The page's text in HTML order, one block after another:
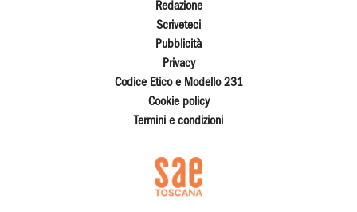
Redazione
Scriveteci
Pubblicità
Privacy
Codice Etico e Modello 231
Cookie policy
Termini e condizioni